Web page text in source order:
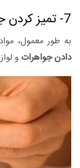
7- تمیز کردن جواهرات
به طور معمول،
دادن جواهرات و